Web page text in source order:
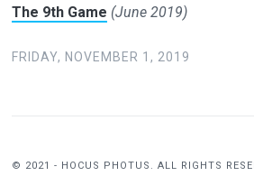
The 9th Game (June 2019)
FRIDAY, NOVEMBER 1, 2019
© 2021 - HOCUS PHOTUS. ALL RIGHTS